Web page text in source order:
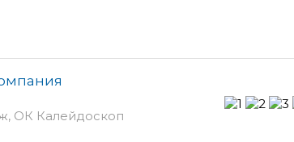
ОК Калейдоскоп